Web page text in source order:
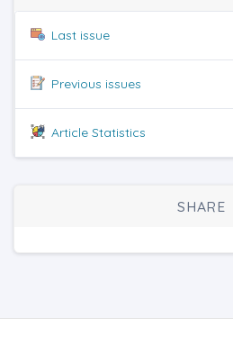
Last issue
Previous issues
Article Statistics
SHARE